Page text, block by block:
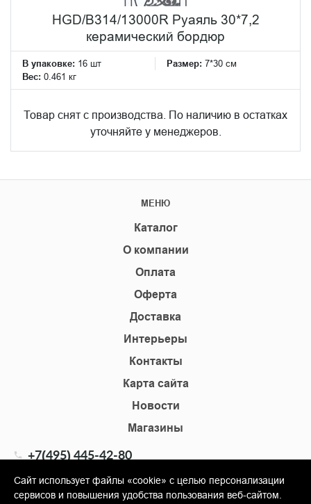
HGD/B314/13000R Руаяль 30*7,2
керамический бордюр
В упаковке: 16 шт Размер: 7*30 см
Вес: 0.461 кг
Товар снят с производства. По наличию в остатках
уточняйте у менеджеров.
МЕНЮ
Каталог
О компании
Оплата
Оферта
Доставка
Интерьеры
Контакты
Карта сайта
Новости
Магазины
+7(495) 445-42-80
info@shopkm.ru
Сайт использует файлы «cookie» с целью персонализации
сервисов и повышения удобства пользования веб-сайтом.